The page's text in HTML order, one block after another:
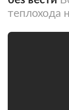
теплохода